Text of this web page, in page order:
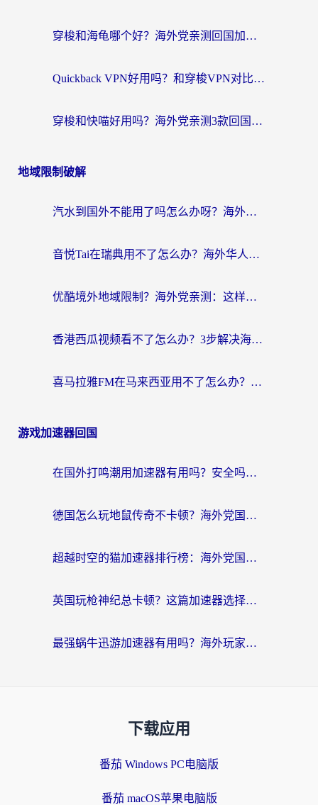
穿梭和海龟哪个好？海外党亲测回国加速器，附电脑免费VPN推荐
Quickback VPN好用吗？和穿梭VPN对比哪个回国效果更好？海外党必看的真实测评与选择指南
穿梭和快喵好用吗？海外党亲测3款回国加速器，附日本回国VPN避坑指南
地域限制破解
汽水到国外不能用了吗怎么办呀？海外党追剧看片的救星在这里！
音悦Tai在瑞典用不了怎么办？海外华人追剧听歌的实用指南
优酷境外地域限制？海外党亲测：这样看国内剧再也不卡（附3个实用场景解决）
香港西瓜视频看不了怎么办？3步解决海外追剧难题，附靠谱加速器推荐
喜马拉雅FM在马来西亚用不了怎么办？海外华人亲测有效的回国加速指南
游戏加速器回国
在国外打鸣潮用加速器有用吗？安全吗？海外玩家国服游戏加速全指南
德国怎么玩地鼠传奇不卡顿？海外党国服游戏加速全攻略（含战双EVE实用指南）
超越时空的猫加速器排行榜：海外党国服游戏不卡顿的终极选择指南
英国玩枪神纪总卡顿？这篇加速器选择指南帮你告别延迟（附实测推荐）
最强蜗牛迅游加速器有用吗？海外玩家国服游戏加速避坑指南（附德国玩忍者必须死3流星蝴蝶剑解决办法）
下载应用
番茄 Windows PC电脑版
番茄 macOS苹果电脑版